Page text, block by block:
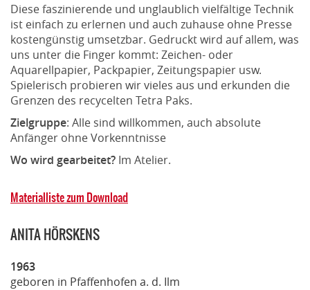
Diese faszinierende und unglaublich vielfältige Technik
ist einfach zu erlernen und auch zuhause ohne Presse
kostengünstig umsetzbar. Gedruckt wird auf allem, was
uns unter die Finger kommt: Zeichen- oder
Aquarellpapier, Packpapier, Zeitungspapier usw.
Spielerisch probieren wir vieles aus und erkunden die
Grenzen des recycelten Tetra Paks.
Zielgruppe: Alle sind willkommen, auch absolute
Anfänger ohne Vorkenntnisse
Wo wird gearbeitet? Im Atelier.
Materialliste zum Download
ANITA HÖRSKENS
1963
geboren in Pfaffenhofen a. d. Ilm